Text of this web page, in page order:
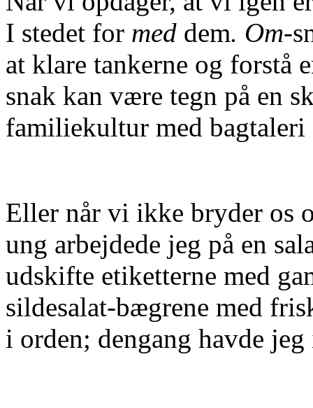
I stedet for med dem. Om-
at klare tankerne og forstå
snak kan være tegn på en
familiekultur med bagtaleri
Eller når vi ikke bryder os
ung arbejdede jeg på en
udskifte etiketterne med
sildesalat-bægrene med
i orden; dengang havde